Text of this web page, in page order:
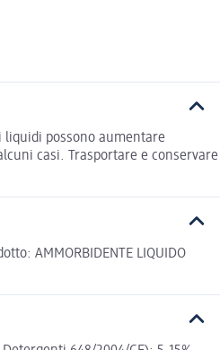
liquidi possono aumentare
casi. Trasportare e conservare
AMMORBIDENTE LIQUIDO